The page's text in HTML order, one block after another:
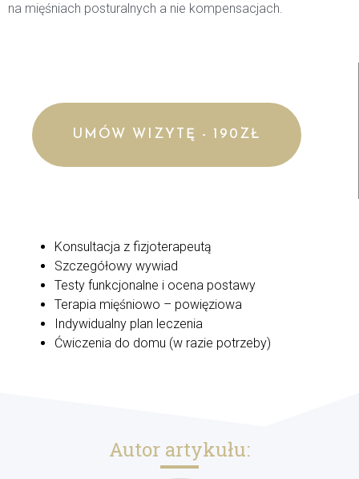
na mięśniach posturalnych a nie kompensacjach.
UMÓW WIZYTĘ - 190ZŁ
Konsultacja z fizjoterapeutą
Szczegółowy wywiad
Testy funkcjonalne i ocena postawy
Terapia mięśniowo – powięziowa
Indywidualny plan leczenia
Ćwiczenia do domu (w razie potrzeby)
Autor artykułu: